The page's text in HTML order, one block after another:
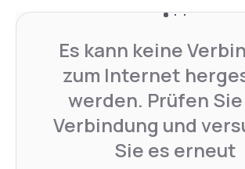
Es kann keine
zum Internet
werden. Prüfen
Verbindung und
Sie es erneut